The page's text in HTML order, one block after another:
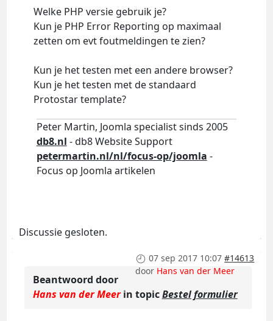
Welke PHP versie gebruik je?
Kun je PHP Error Reporting op maximaal
zetten om evt foutmeldingen te zien?
Kun je het testen met een andere browser?
Kun je het testen met de standaard
Protostar template?
Peter Martin, Joomla specialist sinds 2005
db8.nl - db8 Website Support
petermartin.nl/nl/focus-op/joomla -
Focus op Joomla artikelen
Discussie gesloten.
07 sep 2017 10:07 #14613
door Hans van der Meer
Beantwoord door
Hans van der Meerin topicBestel formulier